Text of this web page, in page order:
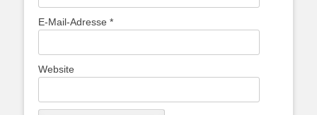
E-Mail-Adresse *
Website